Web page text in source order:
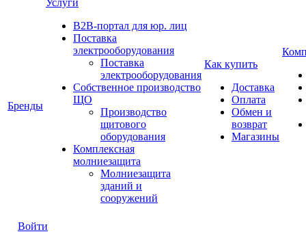
Бренды
Услуги
B2B-портал для юр. лиц
Поставка
электрооборудования
Поставка
электрооборудования
Собственное производство
ЩО
Производство
щитового
оборудования
Комплексная
молниезащита
Молниезащита
зданий и
сооружений
Как купить
Доставка
Оплата
Обмен и
возврат
Магазины
Войти